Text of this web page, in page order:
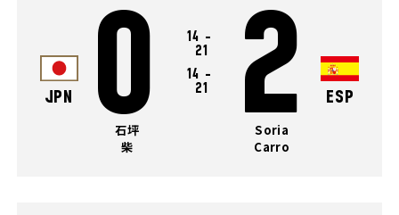
JPN 0 14 -
21
14 -
21
2 ESP
石坪
柴
Soria
Carro